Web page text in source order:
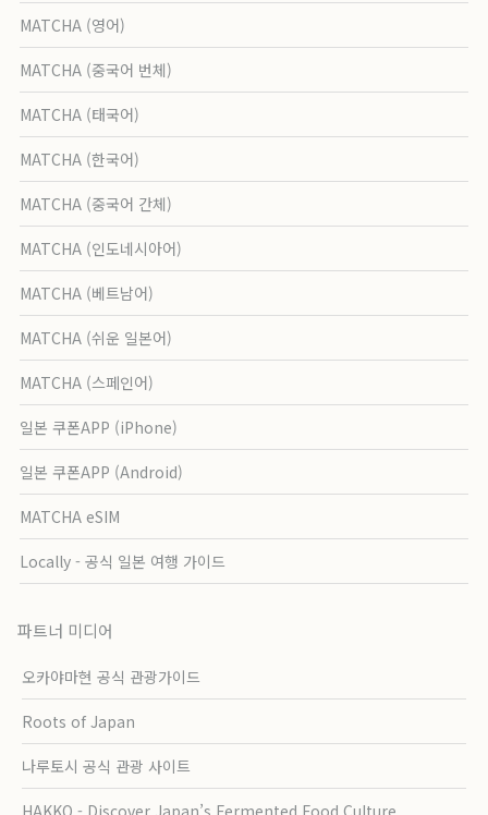
MATCHA (영어)
MATCHA (중국어 번체)
MATCHA (태국어)
MATCHA (한국어)
MATCHA (중국어 간체)
MATCHA (인도네시아어)
MATCHA (베트남어)
MATCHA (쉬운 일본어)
MATCHA (스페인어)
일본 쿠폰APP (iPhone)
일본 쿠폰APP (Android)
MATCHA eSIM
Locally - 공식 일본 여행 가이드
파트너 미디어
오카야마현 공식 관광가이드
Roots of Japan
나루토시 공식 관광 사이트